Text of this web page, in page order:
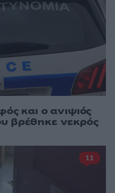
και ο ανιψιός
βρέθηκε νεκρός
11